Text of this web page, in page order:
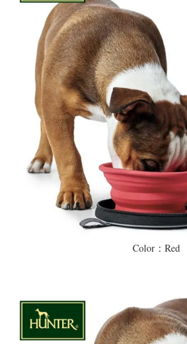
Color：Red